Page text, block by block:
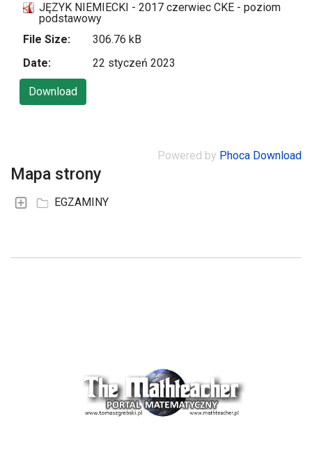
JĘZYK NIEMIECKI - 2017 czerwiec CKE - poziom
podstawowy
File Size:
306.76 kB
Date:
22 styczeń 2023
Powered by Phoca Download
Mapa strony
EGZAMINY